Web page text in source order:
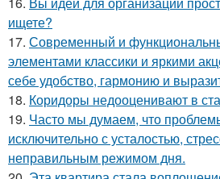
ищете?
17. Современный и
элементами классики и яркими
себе удобство, гармонию и
18. Коридоры недооценивают в
19. Часто мы думаем, что
исключительно с усталостью,
неправильным режимом дня.